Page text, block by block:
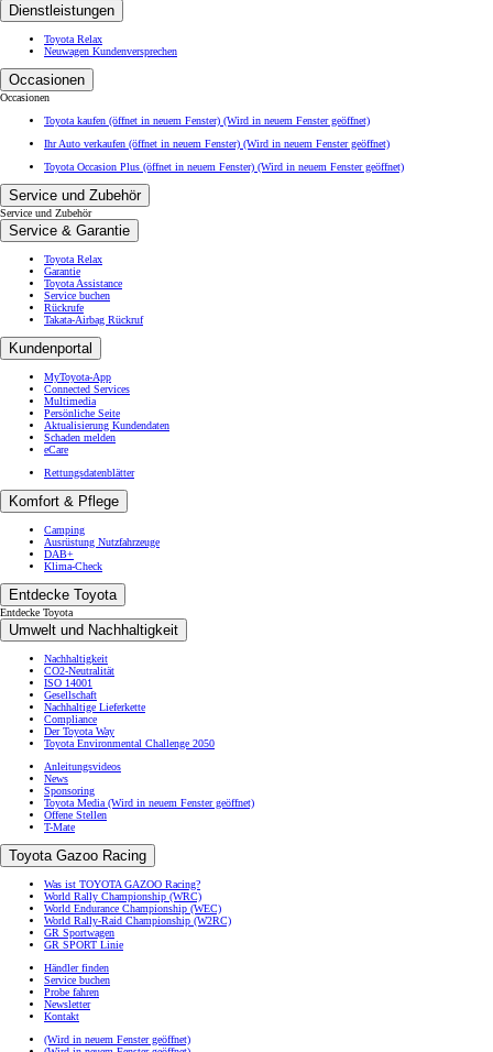
Dienstleistungen
Toyota Relax
Neuwagen Kundenversprechen
Occasionen
Occasionen
Toyota kaufen (öffnet in neuem Fenster) (Wird in neuem Fenster geöffnet)
Ihr Auto verkaufen (öffnet in neuem Fenster) (Wird in neuem Fenster geöffnet)
Toyota Occasion Plus (öffnet in neuem Fenster) (Wird in neuem Fenster geöffnet)
Service und Zubehör
Service und Zubehör
Service & Garantie
Toyota Relax
Garantie
Toyota Assistance
Service buchen
Rückrufe
Takata-Airbag Rückruf
Kundenportal
MyToyota-App
Connected Services
Multimedia
Persönliche Seite
Aktualisierung Kundendaten
Schaden melden
eCare
Rettungsdatenblätter
Komfort & Pflege
Camping
Ausrüstung Nutzfahrzeuge
DAB+
Klima-Check
Entdecke Toyota
Entdecke Toyota
Umwelt und Nachhaltigkeit
Nachhaltigkeit
CO2-Neutralität
ISO 14001
Gesellschaft
Nachhaltige Lieferkette
Compliance
Der Toyota Way
Toyota Environmental Challenge 2050
Anleitungsvideos
News
Sponsoring
Toyota Media (Wird in neuem Fenster geöffnet)
Offene Stellen
T-Mate
Toyota Gazoo Racing
Was ist TOYOTA GAZOO Racing?
World Rally Championship (WRC)
World Endurance Championship (WEC)
World Rally-Raid Championship (W2RC)
GR Sportwagen
GR SPORT Linie
Händler finden
Service buchen
Probe fahren
Newsletter
Kontakt
(Wird in neuem Fenster geöffnet)